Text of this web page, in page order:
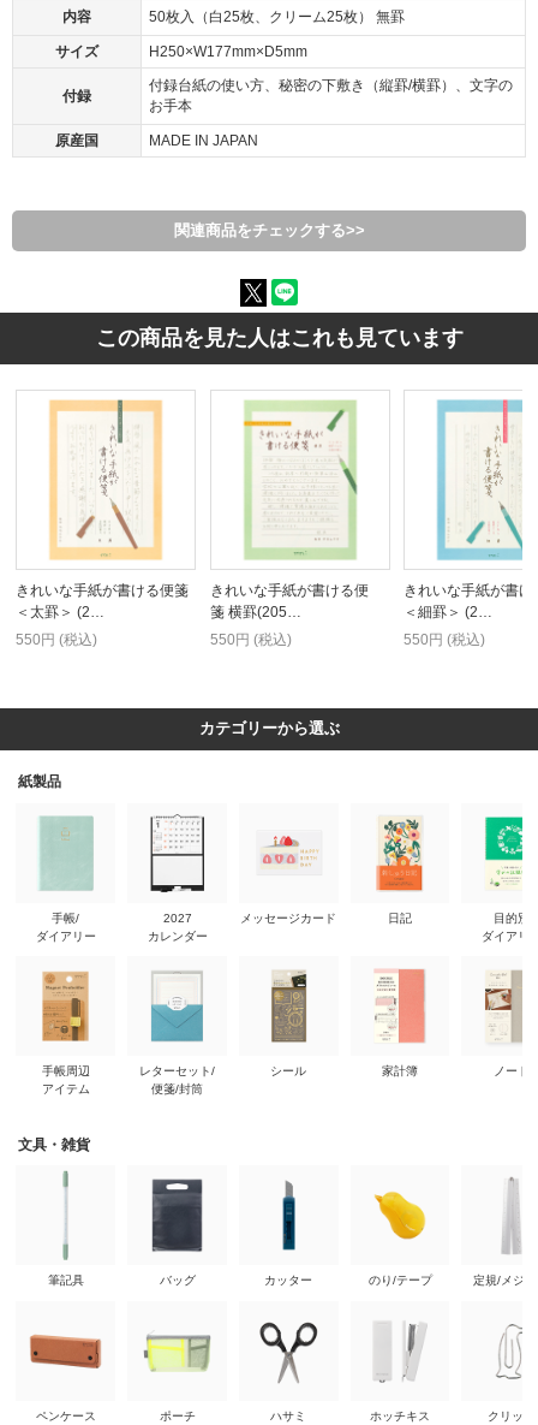
内容 50枚入（白25枚、クリーム25枚） 無罫
サイズ H250×W177mm×D5mm
付録
付録台紙の使い方、秘密の下敷き（縦罫/横罫）、文字の
お手本
原産国 MADE IN JAPAN
関連商品をチェックする>>
この商品を見た人はこれも見ています
きれいな手紙が書ける便箋
＜太罫＞ (2…
550円 (税込)
きれいな手紙が書ける便
箋 横罫(205…
550円 (税込)
きれいな手紙が書け
＜細罫＞ (2…
550円 (税込)
カテゴリーから選ぶ
紙製品
手帳/
ダイアリー
手帳周辺
アイテム
2027
カレンダー
レターセット/
便箋/封筒
メッセージカード
シール
日記
家計簿
目的別
ダイアリ
ノート
文具・雑貨
筆記具
ペンケース
バッグ
ポーチ
カッター
ハサミ
のり/テープ
ホッチキス
定規/メジ
クリップ